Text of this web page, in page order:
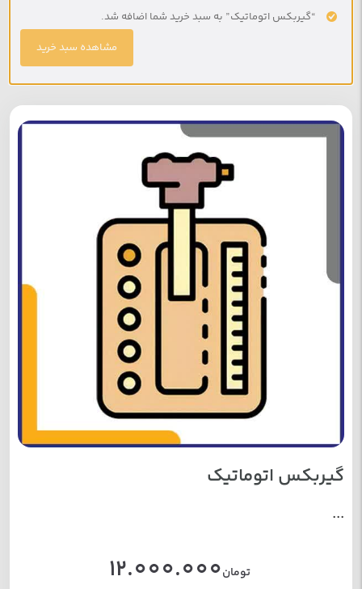
“گیربکس اتوماتیک” به سبد خرید شما اضافه شد.
مشاهده سبد خرید
گیربکس اتوماتیک
...
تومان12.000.000